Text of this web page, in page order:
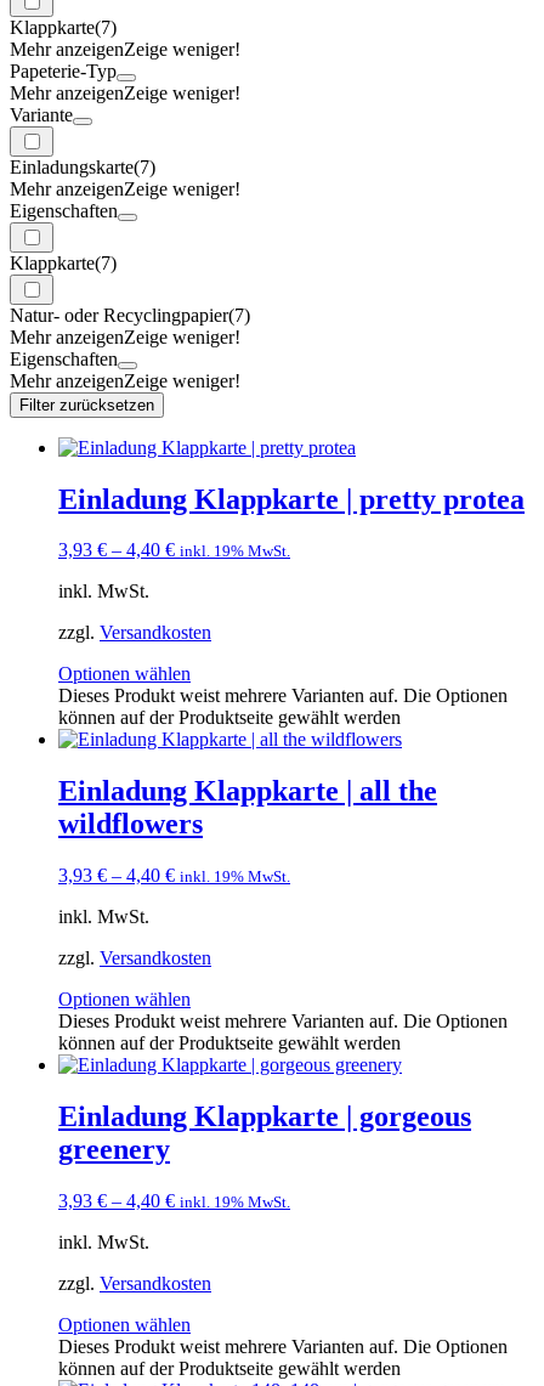
Klappkarte(7)
Mehr anzeigenZeige weniger!
Papeterie-Typ
Mehr anzeigenZeige weniger!
Variante
Einladungskarte(7)
Mehr anzeigenZeige weniger!
Eigenschaften
Klappkarte(7)
Natur- oder Recyclingpapier(7)
Mehr anzeigenZeige weniger!
Eigenschaften
Mehr anzeigenZeige weniger!
Filter zurücksetzen
Einladung Klappkarte | pretty protea
3,93 € – 4,40 € inkl. 19% MwSt.
inkl. MwSt.
zzgl. Versandkosten
Optionen wählen
Dieses Produkt weist mehrere Varianten auf. Die Optionen
können auf der Produktseite gewählt werden
Einladung Klappkarte | all the
wildflowers
3,93 € – 4,40 € inkl. 19% MwSt.
inkl. MwSt.
zzgl. Versandkosten
Optionen wählen
Dieses Produkt weist mehrere Varianten auf. Die Optionen
können auf der Produktseite gewählt werden
Einladung Klappkarte | gorgeous
greenery
3,93 € – 4,40 € inkl. 19% MwSt.
inkl. MwSt.
zzgl. Versandkosten
Optionen wählen
Dieses Produkt weist mehrere Varianten auf. Die Optionen
können auf der Produktseite gewählt werden